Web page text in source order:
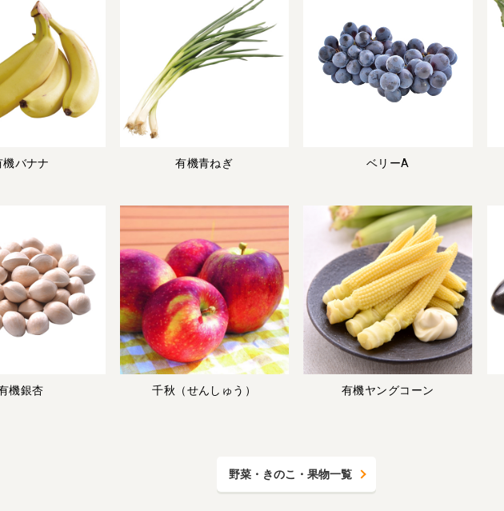
宅配サービス紹介
トップページ
お届け情報
取扱店
お問い合わせ
会社概要
業務用卸
機バナナ 有機青ねぎ ベリーA
機銀杏 千秋（せんしゅう） 有機ヤングコーン
野菜・きのこ・果物一覧